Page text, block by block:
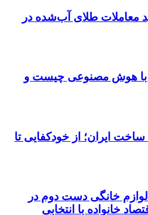
معاملات طلای آب‌شده در
با هوش مصنوعی چیست و
ایران؛ از خودکفایی تا
خانگی دست دوم در
خانواده با انتخابی